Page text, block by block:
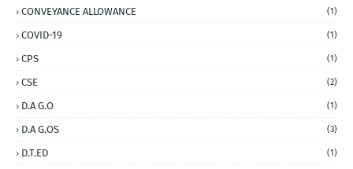
CONVEYANCE ALLOWANCE (1)
COVID-19 (1)
CPS (1)
CSE (2)
D.A G.O (1)
D.A G.OS (3)
D.T.ED (1)